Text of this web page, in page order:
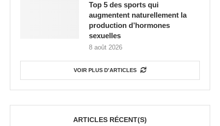
Top 5 des sports qui
augmentent naturellement la
production d’hormones
sexuelles
8 août 2026
VOIR PLUS D'ARTICLES
ARTICLES RÉCENT(S)